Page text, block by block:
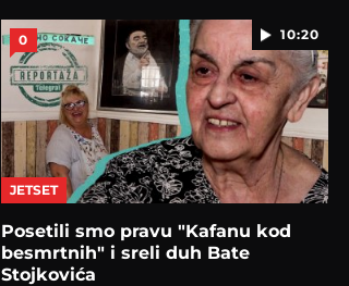
10:20
0
JETSET
Posetili smo pravu "Kafanu kod
besmrtnih" i sreli duh Bate
Stojkovića